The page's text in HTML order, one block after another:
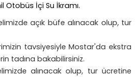
Otobüs İçi Su İkramı.
açık büfe alınacak olup, tur
tavsiyesiyle Mostar'da ekstra
tadına bakabilirsiniz.
alınacak olup, tur ücretine